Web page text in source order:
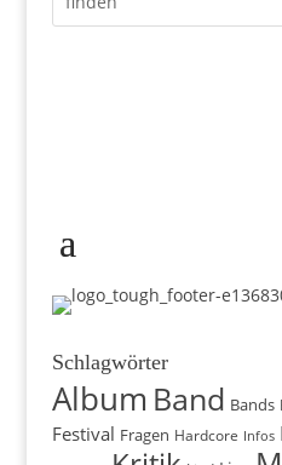
Schlagwörter
Album Band Bands
Festival Fragen Hardcore Infos